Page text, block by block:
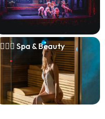
🧖🏻‍♀️ Spa & Beauty